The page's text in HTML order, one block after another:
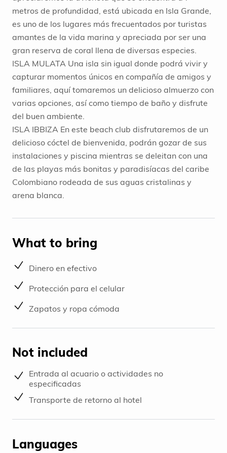
metros de profundidad, está ubicada en Isla Grande,
es uno de los lugares más frecuentados por turistas
amantes de la vida marina y apreciada por ser una
gran reserva de coral llena de diversas especies.
ISLA MULATA Una isla sin igual donde podrá vivir y
capturar momentos únicos en compañía de amigos y
familiares, aquí tomaremos un delicioso almuerzo con
varias opciones, así como tiempo de baño y disfrute
del buen ambiente.
ISLA IBBIZA En este beach club disfrutaremos de un
delicioso cóctel de bienvenida, podrán gozar de sus
instalaciones y piscina mientras se deleitan con una
de las playas más bonitas y paradisíacas del caribe
Colombiano rodeada de sus aguas cristalinas y
arena blanca.
What to bring
Dinero en efectivo
Protección para el celular
Zapatos y ropa cómoda
Not included
Entrada al acuario o actividades no
especificadas
Transporte de retorno al hotel
Languages